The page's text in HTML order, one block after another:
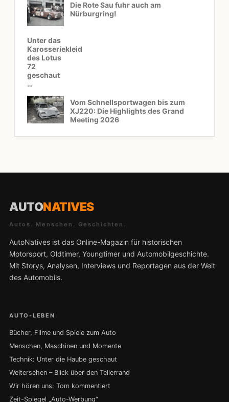
Die Rote Sau fuhr auch am
Nürburgring!
Unter das
Karosseriekleid
des Lotus
72
geschaut
…
Vom Schnellsportwagen bis zum
XJ220: Die Highlights des Grand
Meeting 2026
AUTONATIVES
Autos. Menschen. Geschichten.
AutoNatives ist das Online-Magazin für historischen
Motorsport, Oldtimer, Youngtimer und Automobilgeschichte.
Mit Storys, Analysen, Interviews und Reportagen aus der Welt
des Automobils.
AUTO-LEBEN
Bücher, Filme und Spiele zum Auto
Menschen, Maschinen und Momente
Technik: Unter die Haube geschaut
Weitersehen – Blick über den Tellerrand
Wir hören uns: Tom kommentiert
Zeit-Spiegel „Auto-Werbung“